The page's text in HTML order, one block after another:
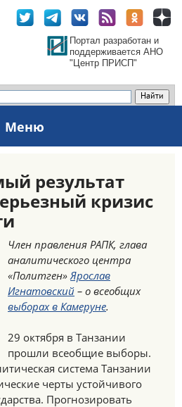
Портал разработан и
поддерживается АНО
"Центр ПРИСП"
Меню
результат
кризис
Член правления РАПК, глава
аналитического центра
«Политген»Ярослав
Игнатовский – о всеобщих
выборах в Камеруне.
29 октября в Танзании
прошли всеобщие выборы.
система Танзании
черты устойчивого
Прогнозировать